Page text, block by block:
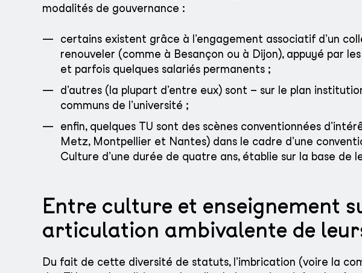
modalités de gouvernance :
certains existent grâce à l’engagement associatif d’un
renouveler (comme à Besançon ou à Dijon), appuyé par
et parfois quelques salariés permanents ;
d’autres (la plupart d’entre eux) sont – sur le plan
communs de l’université ;
enfin, quelques TU sont des scènes conventionnées
Metz, Montpellier et Nantes) dans le cadre d’une
Culture d’une durée de quatre ans, établie sur la base de
Entre culture et enseignement
articulation ambivalente de
Du fait de cette diversité de statuts, l’imbrication (voire la